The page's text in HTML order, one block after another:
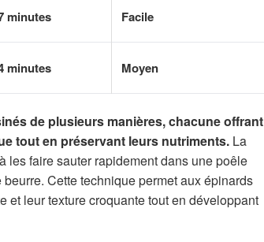
minutes Facile
minutes Moyen
de plusieurs manières, chacune offrant
tout en préservant leurs nutriments. La
les faire sauter rapidement dans une poêle
beurre. Cette technique permet aux épinards
et leur texture croquante tout en développant